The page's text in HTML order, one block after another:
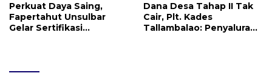
Perkuat Daya Saing,
Fapertahut Unsulbar
Gelar Sertifikasi
Dana Desa Tahap II Tak
Cair, Plt. Kades
Tallambalao: Penyaluran